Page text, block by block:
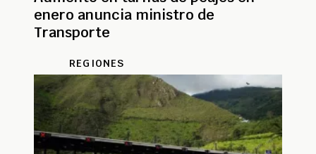
enero anuncia ministro de
Transporte
REGIONES